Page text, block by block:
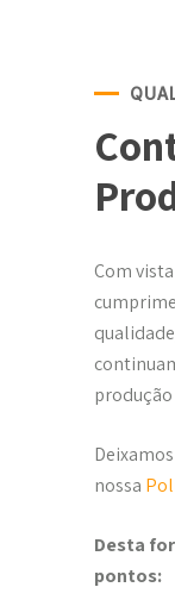
Com
nossa
Desta
pontos: